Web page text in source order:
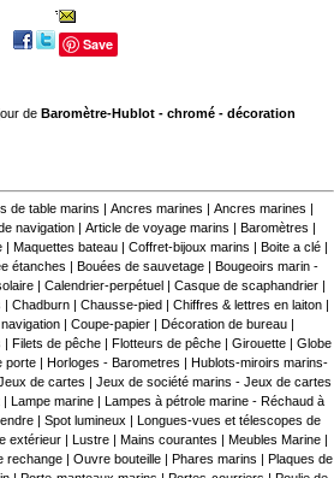
Save
de Baromètre-Hublot - chromé - décoration
de table marins Ancres marines Ancres marines
navigation| Article de voyage marins Baromètres
Maquettes bateau Coffret-bijoux marins Boite a clé
étanches Bouées de sauvetage
Bougeoirs marin -
| Calendrier-perpétuel Casque de scaphandrier|
Chadburn| Chausse-pied Chiffres & lettres en laiton|
Coupe-papier Décoration de bureau
Filets de pêche| Flotteurs de pêche| Girouette| Globe
porte| Horloges - Barometres
Hublots-miroirs marins-
de cartes
Jeux de société marins - Jeux de cartes
Lampe marine
Lampes à pétrole marine - Réchaud à
Spot lumineux
Longues-vues et télescopes de
extérieur Lustre Mains courantes Meubles Marine
rechange Ouvre bouteille Phares marins
Plaques de